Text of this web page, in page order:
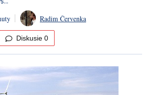
Radim Červenka
Diskusie 0